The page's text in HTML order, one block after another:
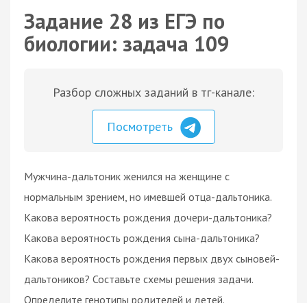
Задание 28 из ЕГЭ по
биологии: задача 109
Разбор сложных заданий в тг-канале:
Посмотреть
Мужчина-дальтоник женился на женщине с
нормальным зрением, но имевшей отца-дальтоника.
Какова вероятность рождения дочери-дальтоника?
Какова вероятность рождения сына-дальтоника?
Какова вероятность рождения первых двух сыновей-
дальтоников? Составьте схемы решения задачи.
Определите генотипы родителей и детей.